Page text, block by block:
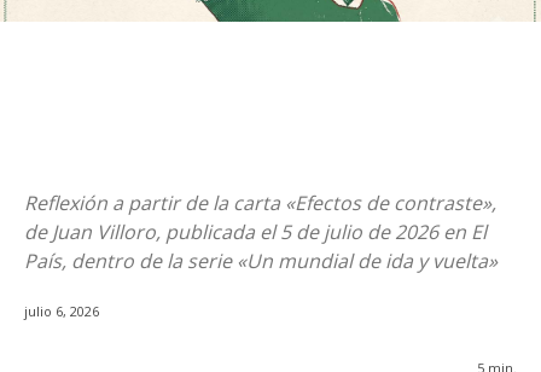
Reflexión a partir de la carta «Efectos de contraste»,
de Juan Villoro, publicada el 5 de julio de 2026 en El
País, dentro de la serie «Un mundial de ida y vuelta»
julio 6, 2026
5 min.